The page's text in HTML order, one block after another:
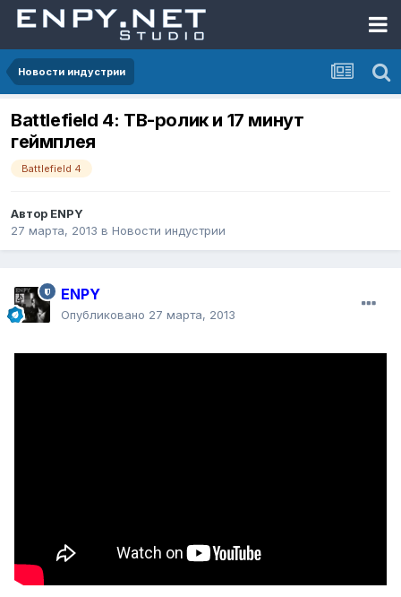
Новости индустрии
Battlefield 4: ТВ-ролик и 17 минут
геймплея
Battlefield 4
Автор ENPY
27 марта, 2013 в Новости индустрии
ENPY
Опубликовано 27 марта, 2013